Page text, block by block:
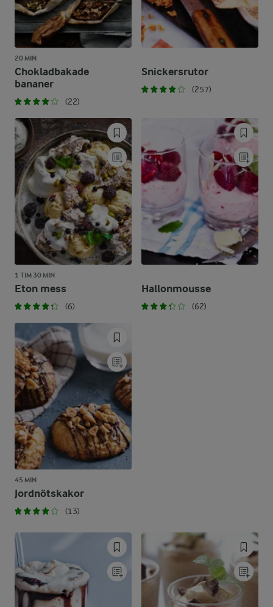
20 MIN
Chokladbakade
bananer
(22)
Snickersrutor
(257)
1 TIM 30 MIN
Eton mess
(6)
Hallonmousse
(62)
45 MIN
Jordnötskakor
(13)